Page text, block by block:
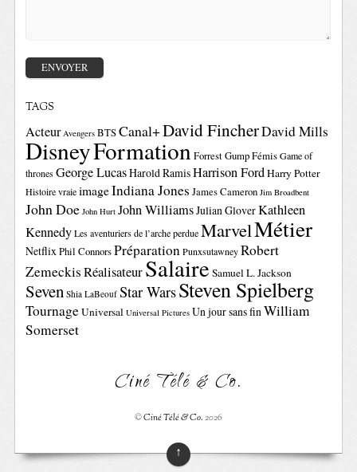
TAGS
Acteur Avengers BTSCanal+David FincherDavid Mills
DisneyFormationForrest GumpFémis Game of
thrones George LucasHarold RamisHarrison FordHarry Potter
Histoire vraie imageIndiana Jones James Cameron Jim Broadbent
John Doe John Hurt John WilliamsJulian GloverKathleen
Kennedy Les aventuriers de l’arche perdue MarvelMétier
NetflixPhil ConnorsPréparation Punxsutawney Robert
ZemeckisRéalisateurSalaire Samuel L. Jackson
Seven Shia LaBeouf Star WarsSteven Spielberg
TournageUniversal Universal Pictures Un jour sans finWilliam
Somerset
Ciné Télé & Co.
©Ciné Télé & Co.2026
↑